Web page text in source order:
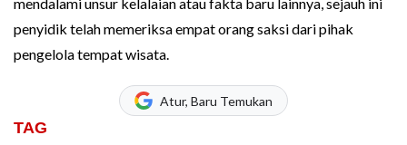
penyidik telah memeriksa empat orang saksi dari pihak
pengelola tempat wisata.
Atur, Baru Temukan
TAG